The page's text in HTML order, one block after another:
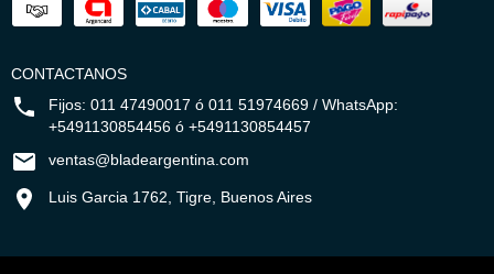
CONTACTANOS
Fijos: 011 47490017 ó 011 51974669 / WhatsApp:
+5491130854456 ó +5491130854457
ventas@bladeargentina.com
Luis Garcia 1762, Tigre, Buenos Aires